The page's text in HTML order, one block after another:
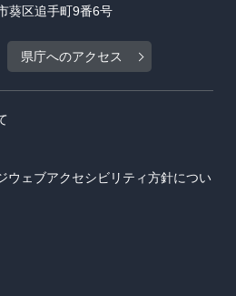
葵区追手町9番6号
県庁へのアクセス
ウェブアクセシビリティ方針につい